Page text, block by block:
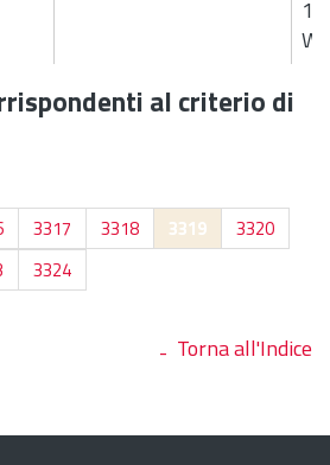
al criterio di
3317 3318 3319
3320
3324
Torna all'Indice